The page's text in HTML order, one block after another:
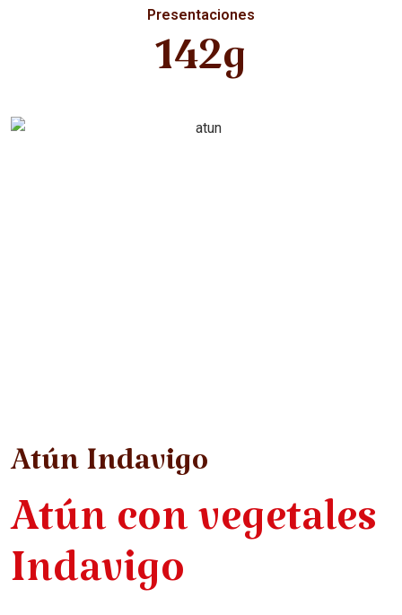
Presentaciones
142g
Atún Indavigo
Atún con vegetales
Indavigo